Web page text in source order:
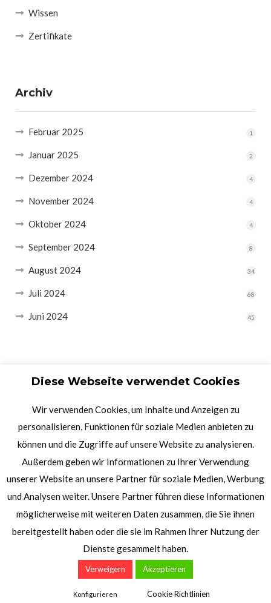
Wissen
Zertifikate
Archiv
Februar 2025 1
Januar 2025 2
Dezember 2024 4
November 2024 4
Oktober 2024 4
September 2024 8
August 2024 34
Juli 2024 68
Juni 2024 45
Diese Webseite verwendet Cookies
Wir verwenden Cookies, um Inhalte und Anzeigen zu
personalisieren, Funktionen für soziale Medien anbieten zu
können und die Zugriffe auf unsere Website zu analysieren.
Außerdem geben wir Informationen zu Ihrer Verwendung
unserer Website an unsere Partner für soziale Medien, Werbung
und Analysen weiter. Unsere Partner führen diese Informationen
möglicherweise mit weiteren Daten zusammen, die Sie ihnen
bereitgestellt haben oder die sie im Rahmen Ihrer Nutzung der
Dienste gesammelt haben.
Verweigern Akzeptieren
Konfigurieren Cookie Richtlinien